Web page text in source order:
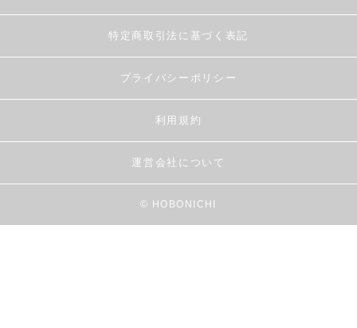
特定商取引法に基づく表記
プライバシーポリシー
利用規約
運営会社について
© HOBONICHI